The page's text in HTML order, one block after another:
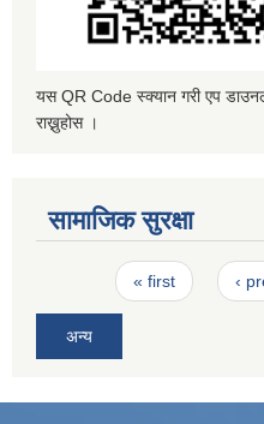
यस QR Code स्क्यान गरी एप
राख्नुहोस ।
सामाजिक सुरक्षा
Pages« first ‹
अन्य